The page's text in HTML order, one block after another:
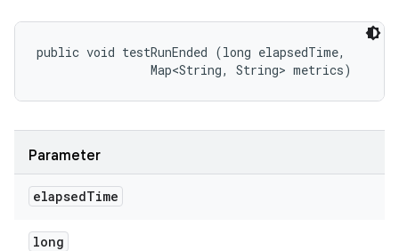
public void testRunEnded (long elapsedTime,
                Map<String, String> metrics)
Parameter
elapsedTime
long